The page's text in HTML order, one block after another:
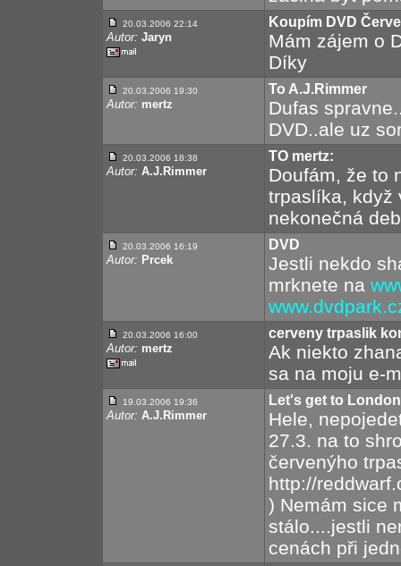
20.03.2006 22:14
Autor: Jaryn
Koupím DVD
Mám zájem o
Díky
20.03.2006 19:30
Autor: mertz
To A.J.Rimmer
Dufas
DVD..ale uz
20.03.2006 18:38
Autor: A.J.Rimmer
TO mertz:
Doufám, že to
trpaslíka, když
nekonečná
20.03.2006 16:19
Autor: Prcek
DVD
Jestli nekdo
mrknete na
20.03.2006 16:00
Autor: mertz
cerveny trpaslik
Ak niekto
sa na moju e-
19.03.2006 19:36
Autor: A.J.Rimmer
Let's get to
Hele,
27.3. na to
červenýho
http://
) Nemám sice
stálo....jestli
cenách při